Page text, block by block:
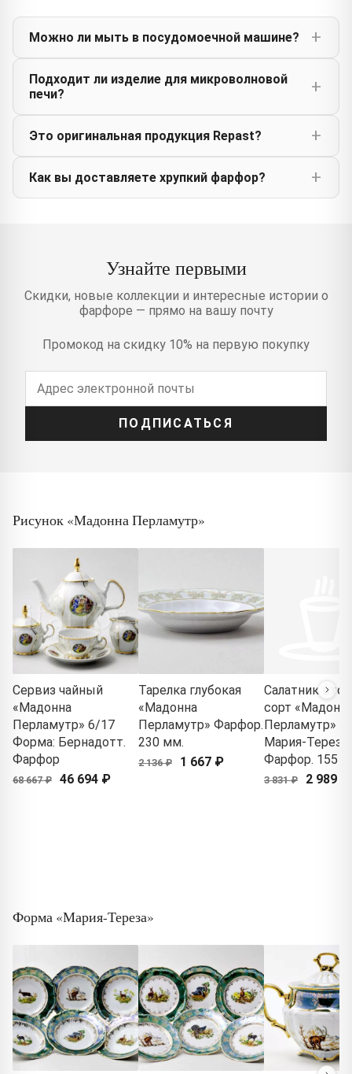
Можно ли мыть в посудомоечной машине?
Подходит ли изделие для микроволновой
печи?
Это оригинальная продукция Repast?
Как вы доставляете хрупкий фарфор?
Узнайте первыми
Скидки, новые коллекции и интересные истории о
фарфоре — прямо на вашу почту
Промокод на скидку 10% на первую покупку
ПОДПИСАТЬСЯ
Рисунок «Мадонна Перламутр»
Сервиз чайный
«Мадонна
Перламутр» 6/17
Форма: Бернадотт.
Фарфор
68 667 ₽ 46 694 ₽
Тарелка глубокая
«Мадонна
Перламутр» Фарфор.
230 мм.
2 136 ₽ 1 667 ₽
Салатник
сорт
Перламутр»
Мария-Тереза.
Фарфор. 155
3 831 ₽ 2 989 ₽
Форма «Мария-Тереза»